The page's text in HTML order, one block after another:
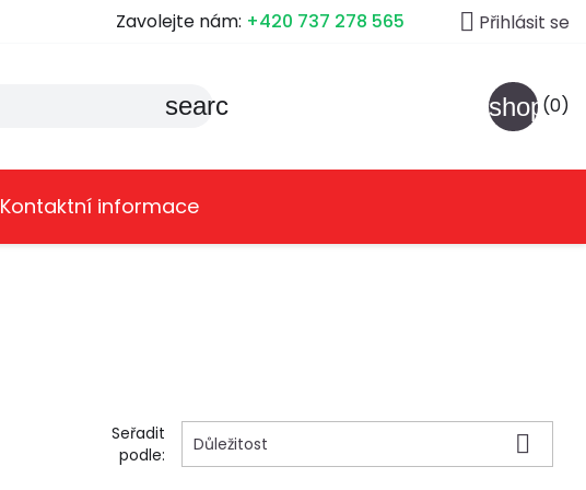
Zavolejte nám: +420 737 278 565  Přihlásit se
search (0)
Kontaktní informace
Seřadit
podle:
Důležitost 